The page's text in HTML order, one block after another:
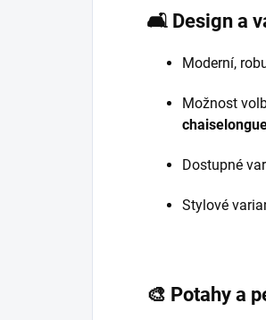
🛋️ Design a
Moderní,
Možnost
Dostupné
Stylové
🎨 Potahy a